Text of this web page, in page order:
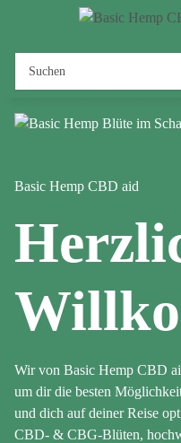
Basic Hemp CBD aid
Wir von Basic Hemp CBD
um dir die besten
und dich auf deiner Reise
CBD- & CBG-Blüten,